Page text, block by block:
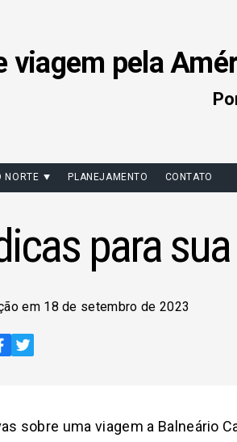
viagem pela
NORTE PLANEJAMENTO CONTATO
para
em 18 de setembro de 2023
sobre uma viagem a Balneário